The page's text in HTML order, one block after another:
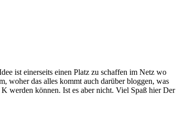
ist einerseits einen Platz zu schaffen im Netz wo
woher das alles kommt auch darüber bloggen, was
werden können. Ist es aber nicht. Viel Spaß hier Der